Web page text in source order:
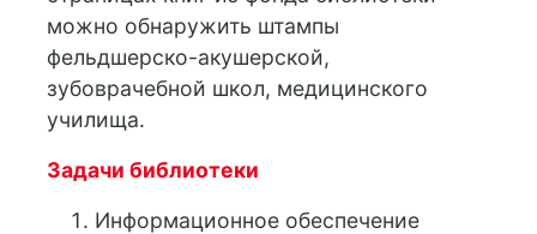
можно обнаружить штампы
фельдшерско-акушерской,
зубоврачебной школ, медицинского
училища.
Задачи библиотеки
Информационное обеспечение